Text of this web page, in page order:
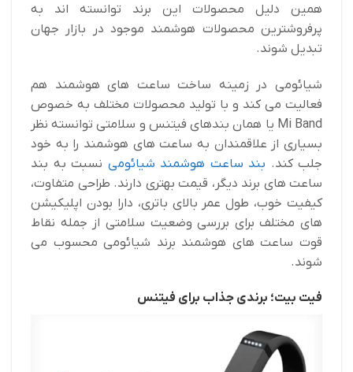
همین دلیل محصولات این برند توانسته اند به
پرفروشترین محصولات هوشمند موجود در بازار جهان
تبدیل شوند.
شیائومی در زمینه ساخت ساعت های هوشمند هم
فعالیت می کند و با تولید محصولات مختلف به خصوص
Mi Band یا همان بندهای فیتنس و سلامتی توانسته نظر
بسیاری از علاقمندان به ساعت های هوشمند را به خود
جلب کند. بند ساعت هوشمند شیائومی نسبت به بند
ساعت های برند دیگر، قیمت بهتری دارند. طراحی متفاوت،
کیفیت خوب، طول عمر بالای باتری، دارا بودن اپلیکیشن
های مختلف برای بررسی وضعیت سلامتی از جمله نقاط
قوت ساعت های هوشمند برند شیائومی محسوب می
شوند.
فیت بیت؛ برندی جذاب برای فیتنس